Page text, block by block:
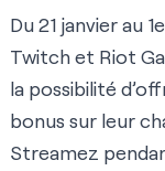
Du 21 janvier au
Twitch et Riot
la possibilité
bonus sur leur
Streamez